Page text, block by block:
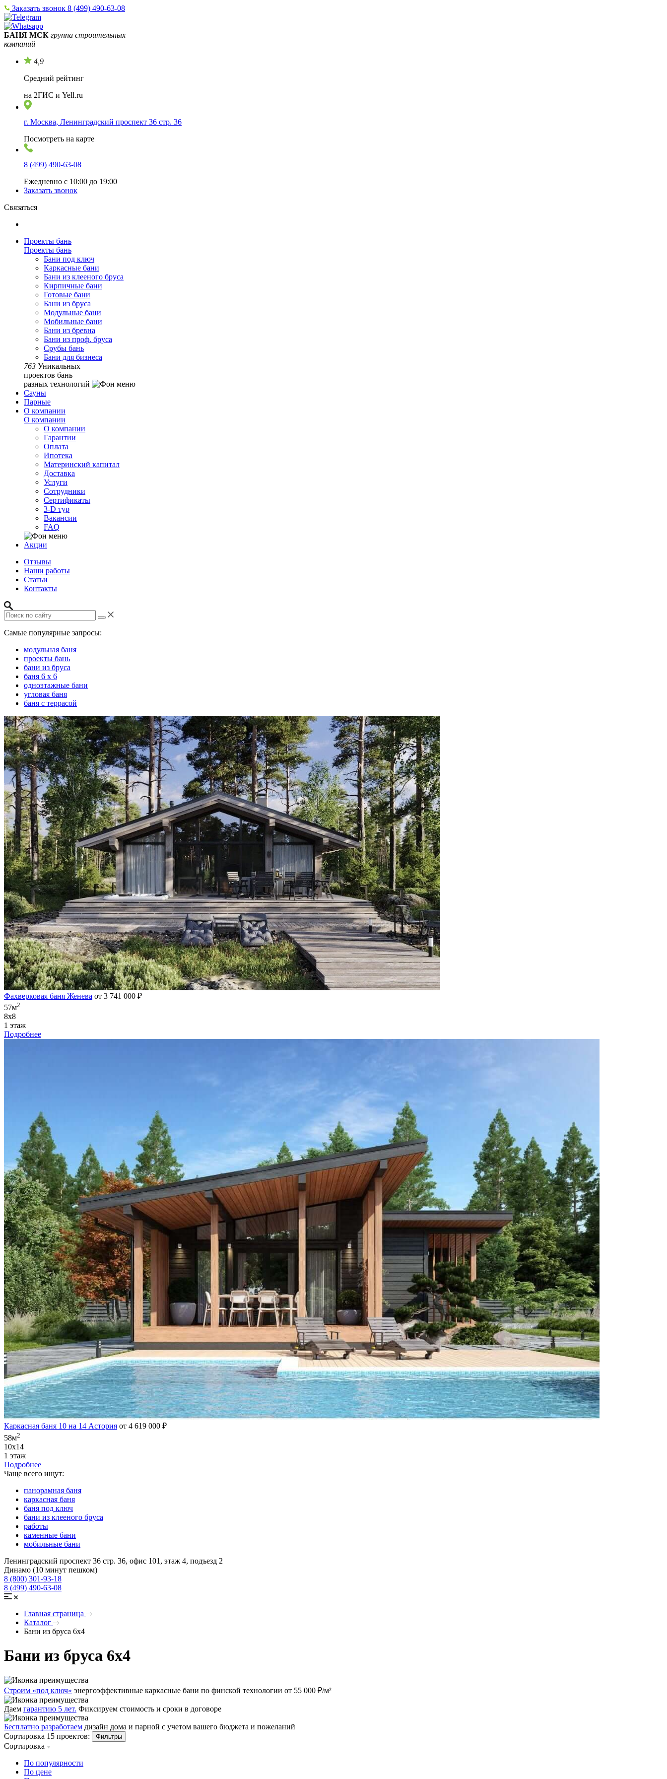
Заказать звонок 8 (499) 490-63-08
БАНЯ МСК группа строительных
компаний
4,9
Средний рейтинг
на 2ГИС и Yell.ru
г. Москва, Ленинградский проспект 36 стр. 36
Посмотреть на карте
8 (499) 490-63-08
Ежедневно с 10:00 до 19:00
Заказать звонок
Связаться
Проекты бань
Проекты бань
Бани под ключ
Каркасные бани
Бани из клееного бруса
Кирпичные бани
Готовые бани
Бани из бруса
Модульные бани
Мобильные бани
Бани из бревна
Бани из проф. бруса
Срубы бань
Бани для бизнеса
763 Уникальных
проектов бань
разных технологий
Сауны
Парные
О компании
О компании
О компании
Гарантии
Оплата
Ипотека
Материнский капитал
Доставка
Услуги
Сотрудники
Сертификаты
3-D тур
Вакансии
FAQ
Акции
Отзывы
Наши работы
Статьи
Контакты
Самые популярные запросы:
модульная баня
проекты бань
бани из бруса
баня 6 х 6
одноэтажные бани
угловая баня
баня с террасой
Фахверковая баня Женева от 3 741 000 ₽
57м2
8х8
1 этаж
Подробнее
Каркасная баня 10 на 14 Астория от 4 619 000 ₽
58м2
10х14
1 этаж
Подробнее
Чаще всего ищут:
панорамная баня
каркасная баня
баня под ключ
бани из клееного бруса
работы
каменные бани
мобильные бани
Ленинградский проспект 36 стр. 36, офис 101, этаж 4, подъезд 2
Динамо (10 минут пешком)
8 (800) 301-93-18
8 (499) 490-63-08
Главная страница
Каталог
Бани из бруса 6х4
Бани из бруса 6х4
Строим «под ключ» энергоэффективные каркасные бани по финской технологии от 55 000 ₽/м²
Даем гарантию 5 лет. Фиксируем стоимость и сроки в договоре
Бесплатно разработаем дизайн дома и парной с учетом вашего бюджета и пожеланий
Сортировка 15 проектов:
Фильтры
Сортировка
По популярности
По цене